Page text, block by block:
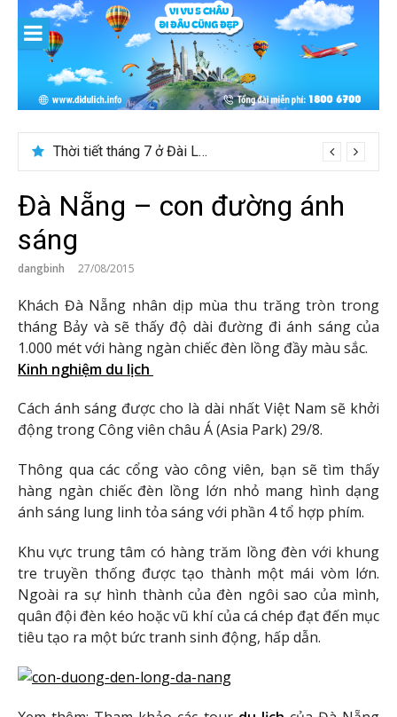
content
Thời tiết tháng 7 ở Đài Loan có đẹp để du lịch?
Đà Nẵng – con đường ánh
sáng
dangbinh 27/08/2015
Khách Đà Nẵng nhân dịp mùa thu trăng tròn trong
tháng Bảy và sẽ thấy độ dài đường đi ánh sáng của
1.000 mét với hàng ngàn chiếc đèn lồng đầy màu sắc.
Kinh nghiệm du lịch
Cách ánh sáng được cho là dài nhất Việt Nam sẽ khởi
động trong Công viên châu Á (Asia Park) 29/8.
Thông qua các cổng vào công viên, bạn sẽ tìm thấy
hàng ngàn chiếc đèn lồng lớn nhỏ mang hình dạng
ánh sáng lung linh tỏa sáng với phần 4 tổ hợp phím.
Khu vực trung tâm có hàng trăm lồng đèn với khung
tre truyền thống được tạo thành một mái vòm lớn.
Ngoài ra sự hình thành của đèn ngôi sao của mình,
quân đội đèn kéo hoặc vũ khí của cá chép đạt đến mục
tiêu tạo ra một bức tranh sinh động, hấp dẫn.